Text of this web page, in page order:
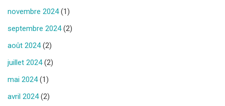
novembre 2024(1)
septembre 2024(2)
août 2024(2)
juillet 2024(2)
mai 2024(1)
avril 2024(2)